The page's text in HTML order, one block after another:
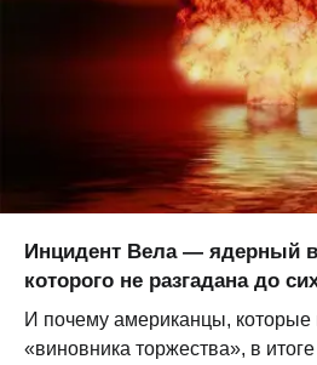
Инцидент Вела — ядерный
которого не разгадана до
И почему американцы,
«виновника торжества», в